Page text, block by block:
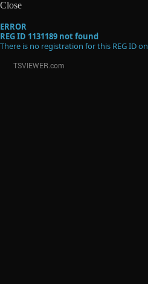
Close
ERROR
REG ID 1131189 not found
There is no registration for this REG ID on